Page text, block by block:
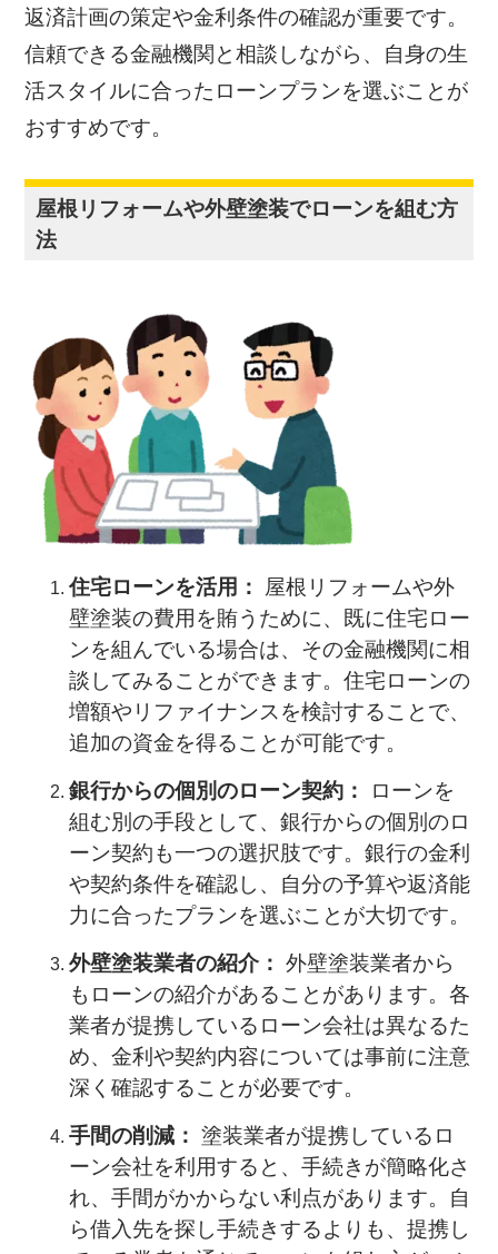
返済計画の策定や金利条件の確認が重要です。
信頼できる金融機関と相談しながら、自身の生
活スタイルに合ったローンプランを選ぶことが
おすすめです。
屋根リフォームや外壁塗装でローンを組む方
法
住宅ローンを活用：
屋根リフォームや外
壁塗装の費用を賄うために、既に住宅ロー
ンを組んでいる場合は、その金融機関に相
談してみることができます。住宅ローンの
増額やリファイナンスを検討することで、
追加の資金を得ることが可能です。
銀行からの個別のローン契約：
ローンを
組む別の手段として、銀行からの個別のロ
ーン契約も一つの選択肢です。銀行の金利
や契約条件を確認し、自分の予算や返済能
力に合ったプランを選ぶことが大切です。
外壁塗装業者の紹介： 外壁塗装業者から
もローンの紹介があることがあります。各
業者が提携しているローン会社は異なるた
め、金利や契約内容については事前に注意
深く確認することが必要です。
手間の削減： 塗装業者が提携しているロ
ーン会社を利用すると、手続きが簡略化さ
れ、手間がかからない利点があります。自
ら借入先を探し手続きするよりも、提携し